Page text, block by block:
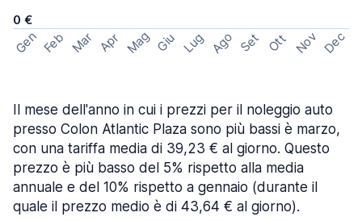
0 €
Gen Feb Mar Apr Mag Giu Lug Ago Set Ott Nov Dec
Il mese dell'anno in cui i prezzi per il noleggio auto
presso Colon Atlantic Plaza sono più bassi è marzo,
con una tariffa media di 39,23 € al giorno. Questo
prezzo è più basso del 5% rispetto alla media
annuale e del 10% rispetto a gennaio (durante il
quale il prezzo medio è di 43,64 € al giorno).